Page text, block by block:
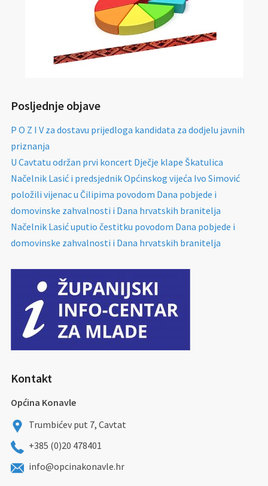
Posljednje objave
P O Z I V za dostavu prijedloga kandidata za dodjelu javnih
priznanja
U Cavtatu održan prvi koncert Dječje klape Škatulica
Načelnik Lasić i predsjednik Općinskog vijeća Ivo Simović
položili vijenac u Čilipima povodom Dana pobjede i
domovinske zahvalnosti i Dana hrvatskih branitelja
Načelnik Lasić uputio čestitku povodom Dana pobjede i
domovinske zahvalnosti i Dana hrvatskih branitelja
Kontakt
Općina Konavle
Trumbićev put 7, Cavtat
+385 (0)20 478401
info@opcinakonavle.hr